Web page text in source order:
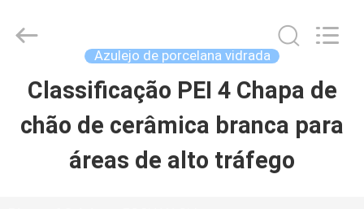
PARA
CASA
BOLI
Azulejo de porcelana vidrada
Classificação PEI 4 Chapa de
chão de cerâmica branca para
áreas de alto tráfego